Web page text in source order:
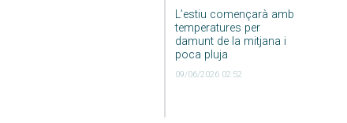
L’estiu començarà amb
temperatures per
damunt de la mitjana i
poca pluja
09/06/2026 02:52